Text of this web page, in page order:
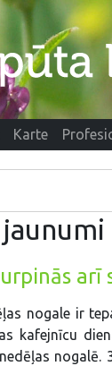
Karte
arī
nogale ir
kafejnīcu
nogalē.